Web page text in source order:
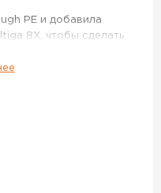
PE и добавила
8X, чтобы сделать
моделей
увеличения
стойкости к истиранию.
в светло-